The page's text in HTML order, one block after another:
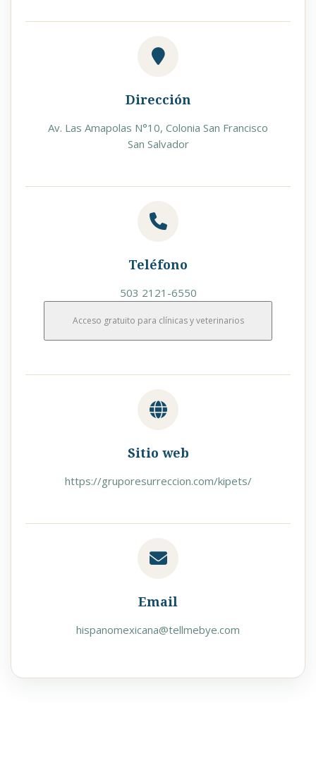
Dirección
Av. Las Amapolas N°10, Colonia San Francisco
San Salvador
Teléfono
503 2121-6550
Acceso gratuito para clínicas y veterinarios
Sitio web
https://gruporesurreccion.com/kipets/
Email
hispanomexicana@tellmebye.com